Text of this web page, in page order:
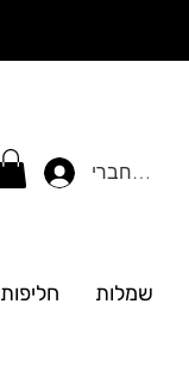
התחברי
שמלות חליפות